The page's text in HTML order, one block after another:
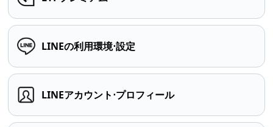
LINEの利用環境⋅設定
LINEアカウント⋅プロフィール